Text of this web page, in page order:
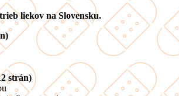
liekov na Slovensku.
strán)